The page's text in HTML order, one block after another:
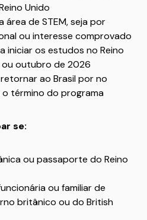
Unido
área de STEM, seja por
ou interesse comprovado
iniciar os estudos no Reino
outubro de 2026
ao Brasil por no
o término do programa
se:
ou passaporte do Reino
ou familiar de
britânico ou do British